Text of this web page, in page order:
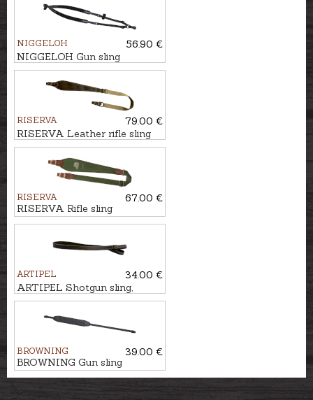
NIGGELOH
56.90 €
NIGGELOH Gun sling
BACKPACK
RISERVA
79.00 €
RISERVA Leather rifle sling
RISERVA
67.00 €
RISERVA Rifle sling
ARTIPEL
34.00 €
ARTIPEL Shotgun sling,
103cm
BROWNING
39.00 €
BROWNING Gun sling